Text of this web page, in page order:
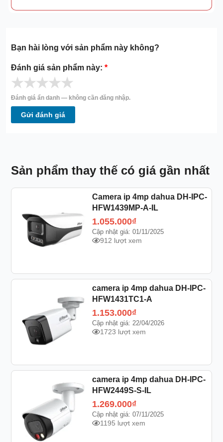
Bạn hài lòng với sản phẩm này không?
Đánh giá sản phẩm này:*
★★★★★
Đánh giá ẩn danh — không cần đăng nhập.
Gửi đánh giá
Sản phẩm thay thế có giá gần nhất
Camera ip 4mp dahua DH-IPC-
HFW1439MP-A-IL
1.055.000₫
Cập nhật giá: 01/11/2025
912 lượt xem
camera ip 4mp dahua DH-IPC-
HFW1431TC1-A
1.153.000₫
Cập nhật giá: 22/04/2026
1723 lượt xem
camera ip 4mp dahua DH-IPC-
HFW2449S-S-IL
1.269.000₫
Cập nhật giá: 07/11/2025
1195 lượt xem